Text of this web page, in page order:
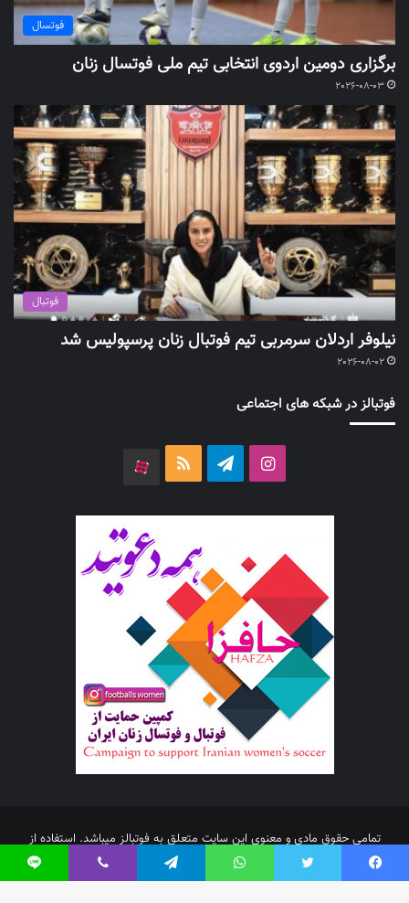
فوتسال
برگزاری دومین اردوی انتخابی تیم ملی فوتسال زنان
2026-08-03
فوتبال
نیلوفر اردلان سرمربی تیم فوتبال زنان پرسپولیس شد
2026-08-02
فوتبالز در شبکه های اجتماعی
اینستاگرامتلگرام خوراک
تمامی حقوق مادی و معنوی این سایت متعلق به فوتبالز میباشد. استفاده از
مطالب با ذکر منبع بلامانع است.
فیس بوک توییتر واتس آپ تلگرام وایبر لاین